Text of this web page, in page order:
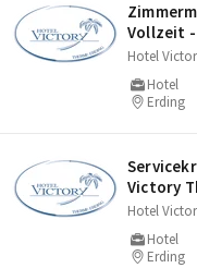
Vollzeit
Hotel
Hotel
Erding
Victory
Hotel
Hotel
Erding